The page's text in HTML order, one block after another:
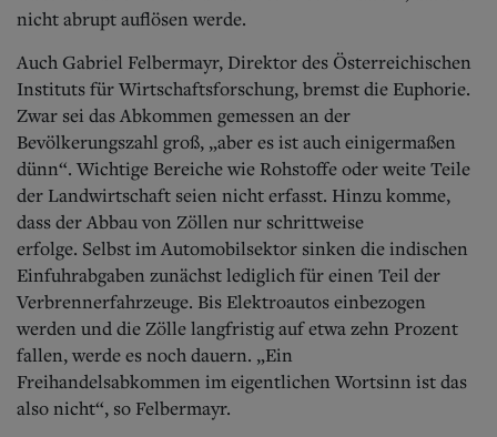
nicht abrupt auflösen werde.
Auch Gabriel Felbermayr, Direktor des Österreichischen
Instituts für Wirtschaftsforschung, bremst die Euphorie.
Zwar sei das Abkommen gemessen an der
Bevölkerungszahl groß, „aber es ist auch einigermaßen
dünn“. Wichtige Bereiche wie Rohstoffe oder weite Teile
der Landwirtschaft seien nicht erfasst. Hinzu komme,
dass der Abbau von Zöllen nur schrittweise
erfolge. Selbst im Automobilsektor sinken die indischen
Einfuhrabgaben zunächst lediglich für einen Teil der
Verbrennerfahrzeuge. Bis Elektroautos einbezogen
werden und die Zölle langfristig auf etwa zehn Prozent
fallen, werde es noch dauern. „Ein
Freihandelsabkommen im eigentlichen Wortsinn ist das
also nicht“, so Felbermayr.